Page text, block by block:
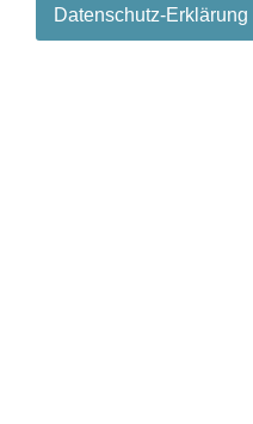
Datenschutz-Erklärung